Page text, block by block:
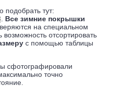
тут:
Все зимние покрышки
на специальном
отсортировать
с помощью таблицы
сфотографировали
точно